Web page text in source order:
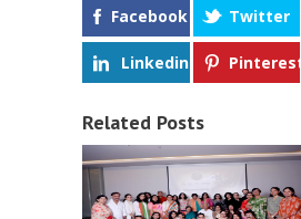
Facebook Twitter
Linkedin Pinterest
Related Posts